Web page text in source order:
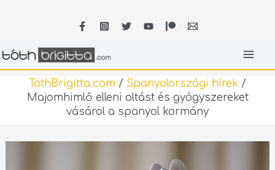
TothBrigitta.com / Spanyolországi hírek /
Majomhimlő elleni oltást és gyógyszereket
vásárol a spanyol kormány